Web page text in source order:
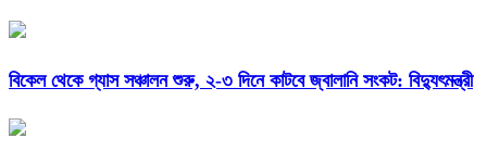
বিকেল থেকে গ্যাস সঞ্চালন শুরু, ২-৩ দিনে কাটবে জ্বালানি সংকট: বিদ্যুৎমন্ত্রী